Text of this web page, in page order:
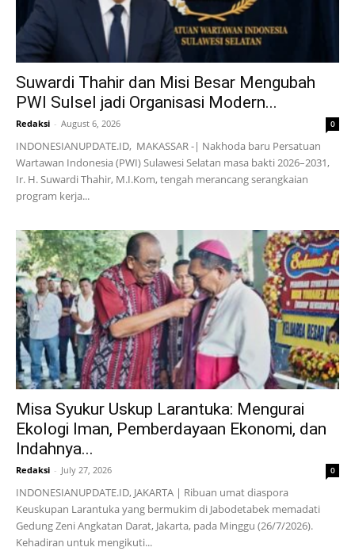
Suwardi Thahir dan Misi Besar Mengubah
PWI Sulsel jadi Organisasi Modern...
Redaksi - August 6, 2026 0
INDONESIANUPDATE.ID, MAKASSAR -| Nakhoda baru Persatuan
Wartawan Indonesia (PWI) Sulawesi Selatan masa bakti 2026–2031,
Ir. H. Suwardi Thahir, M.I.Kom, tengah merancang serangkaian
program kerja...
Misa Syukur Uskup Larantuka: Mengurai
Ekologi Iman, Pemberdayaan Ekonomi, dan
Indahnya...
Redaksi - July 27, 2026 0
INDONESIANUPDATE.ID, JAKARTA | Ribuan umat diaspora
Keuskupan Larantuka yang bermukim di Jabodetabek memadati
Gedung Zeni Angkatan Darat, Jakarta, pada Minggu (26/7/2026).
Kehadiran untuk mengikuti...